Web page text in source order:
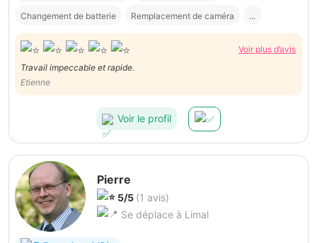
Changement de batterie Remplacement de caméra ...
Voir plus d’avis
Travail impeccable et rapide.
Etienne
Voir le profil
Pierre
5/5 (1 avis)
Se déplace à Limal